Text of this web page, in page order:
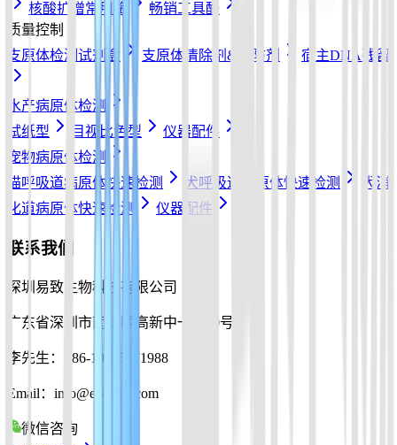
核酸扩增常用酶
畅销工具酶
质量控制
支原体检测试剂盒
支原体清除剂&预防剂 宿主DNA残留
水产病原体检测
试纸型
目视比色型
仪器配件
宠物病原体检测
猫呼吸道病原体快速检测
犬呼吸道病原体快速检测
犬消
化道病原体快速检测
仪器配件
联系我们
深圳易致生物科技有限公司
广东省深圳市南山区高新中一道10号
李先生：+86-19925271988
Email：info@ezassay.com
微信咨询